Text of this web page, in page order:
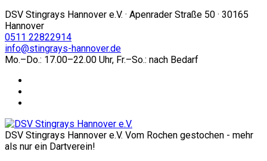
DSV Stingrays Hannover e.V. · Apenrader Straße 50 · 30165
Hannover
0511 22822914
info@stingrays-hannover.de
Mo.–Do.: 17.00–22.00 Uhr, Fr.–So.: nach Bedarf
DSV Stingrays Hannover e.V. Vom Rochen gestochen - mehr
als nur ein Dartverein!